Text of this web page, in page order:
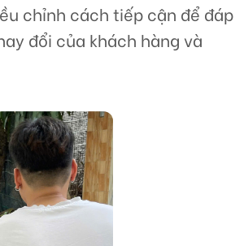
chỉnh cách tiếp cận để đáp
đổi của khách hàng và